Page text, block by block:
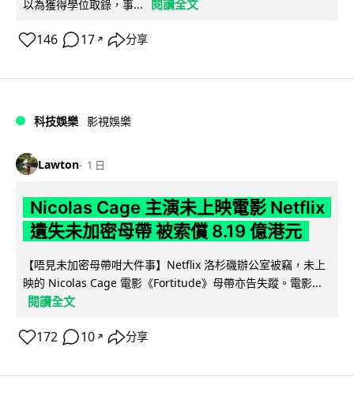
以為獲得學位取錄，事... 閱讀全文
146 17 ↗ 分享
科技娛樂 影視娛樂
Lawton 1 日
Nicolas Cage 主演未上映電影 Netflix
遺失未加密母帶 被索償 8.19 億港元
【唔見未加密母帶咁大件事】Netflix 洛杉磯辦公室被竊，未上
映的 Nicolas Cage 電影《Fortitude》母帶亦告失蹤。電影...
閱讀全文
172 10 ↗ 分享